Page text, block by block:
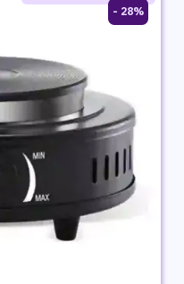
28% -